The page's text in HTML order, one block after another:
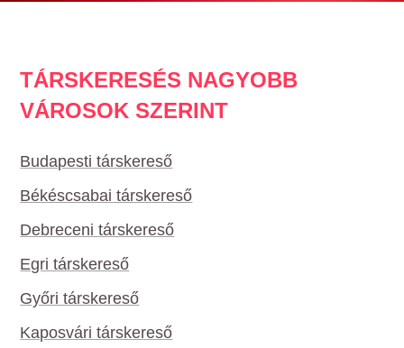
TÁRSKERESÉS NAGYOBB
VÁROSOK SZERINT
Budapesti társkereső
Békéscsabai társkereső
Debreceni társkereső
Egri társkereső
Győri társkereső
Kaposvári társkereső